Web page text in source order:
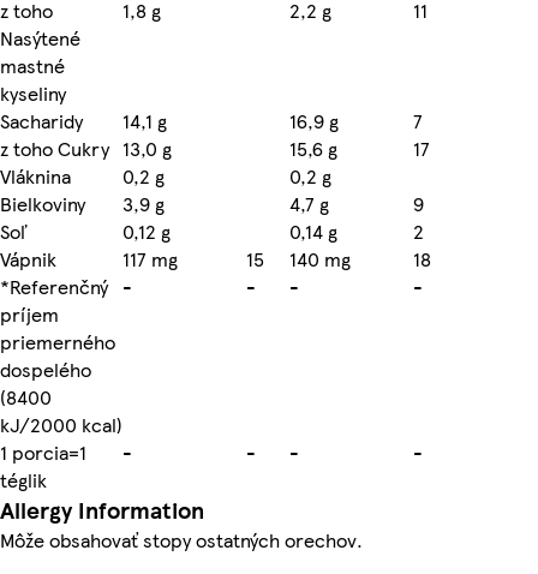
z toho
Nasýtené
mastné
kyseliny
1,8 g 2,2 g 11
Sacharidy 14,1 g 16,9 g
7
z toho Cukry 13,0 g 15,6 g
17
Vláknina
0,2 g
0,2 g
Bielkoviny
3,9 g 4,7 g
9
Soľ
0,12 g 0,14 g
2
Vápnik
117 mg 15 140 mg
18
*Referenčný
príjem
priemerného
dospelého
(8400
kJ/2000 kcal)
- - - -
1 porcia=1
téglik
- - - -
Allergy Information
Môže obsahovať stopy ostatných orechov.